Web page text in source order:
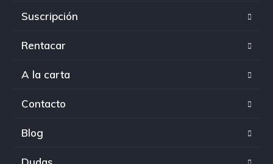
Suscripción
Rentacar
A la carta
Contacto
Blog